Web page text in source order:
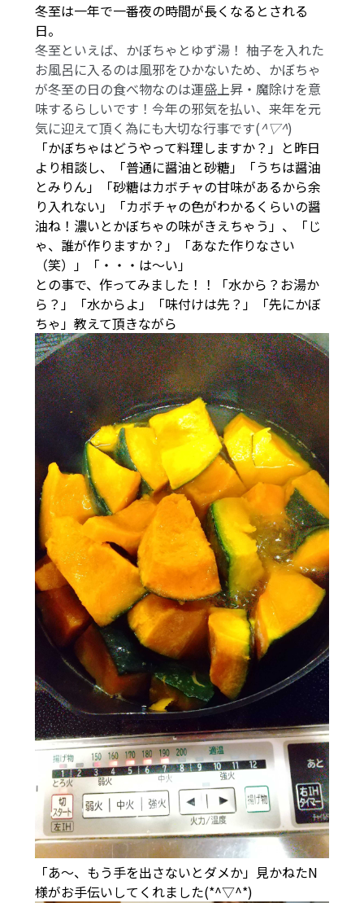
冬至は一年で一番夜の時間が長くなるとされる
日。
冬至といえば、かぼちゃとゆず湯！ 柚子を入れた
お風呂に入るのは風邪をひかないため、かぼちゃ
が冬至の日の食べ物なのは運盛上昇・魔除けを意
味するらしいです！今年の邪気を払い、来年を元
気に迎えて頂く為にも大切な行事です(^▽^)
「かぼちゃはどうやって料理しますか？」と昨日
より相談し、「普通に醤油と砂糖」「うちは醤油
とみりん」「砂糖はカボチャの甘味があるから余
り入れない」「カボチャの色がわかるくらいの醤
油ね！濃いとかぼちゃの味がきえちゃう」、「じ
ゃ、誰が作りますか？」「あなた作りなさい
（笑）」「・・・は～い」
との事で、作ってみました！！「水から？お湯か
ら？」「水からよ」「味付けは先？」「先にかぼ
ちゃ」教えて頂きながら
「あ～、もう手を出さないとダメか」見かねたN
様がお手伝いしてくれました(*^▽^*)